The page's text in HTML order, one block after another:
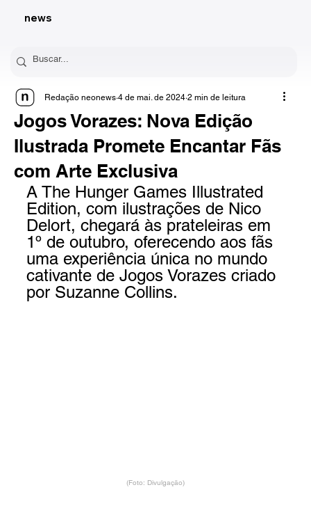
news
Jogos Vorazes: Nova Edição
Ilustrada Promete Encantar Fãs
com Arte Exclusiva
Redação neonews 4 de mai. de 2024 2 min de leitura
A The Hunger Games Illustrated
Edition, com ilustrações de Nico
Delort, chegará às prateleiras em
1º de outubro, oferecendo aos fãs
uma experiência única no mundo
cativante de Jogos Vorazes criado
por Suzanne Collins.
(Foto: Divulgação)